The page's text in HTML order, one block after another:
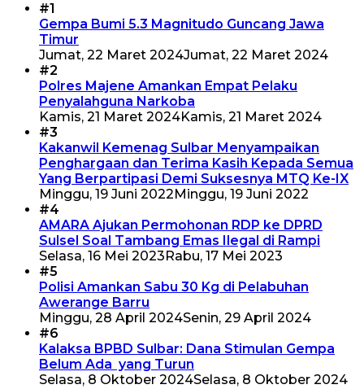
#1
Gempa Bumi 5.3 Magnitudo Guncang Jawa
Timur
Jumat, 22 Maret 2024Jumat, 22 Maret 2024
#2
Polres Majene Amankan Empat Pelaku
Penyalahguna Narkoba
Kamis, 21 Maret 2024Kamis, 21 Maret 2024
#3
Kakanwil Kemenag Sulbar Menyampaikan
Penghargaan dan Terima Kasih Kepada Semua
Yang Berpartipasi Demi Suksesnya MTQ Ke-IX
Minggu, 19 Juni 2022 Minggu, 19 Juni 2022
#4
AMARA Ajukan Permohonan RDP ke DPRD
Sulsel Soal Tambang Emas Ilegal di Rampi
Selasa, 16 Mei 2023 Rabu, 17 Mei 2023
#5
Polisi Amankan Sabu 30 Kg di Pelabuhan
Awerange Barru
Minggu, 28 April 2024Senin, 29 April 2024
#6
Kalaksa BPBD Sulbar: Dana Stimulan Gempa
Belum Ada yang Turun
Selasa, 8 Oktober 2024Selasa, 8 Oktober 2024